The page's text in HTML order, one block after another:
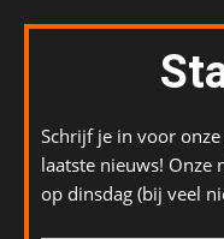
Schrijf je in voor
laatste nieuws!
op dinsdag (bij veel